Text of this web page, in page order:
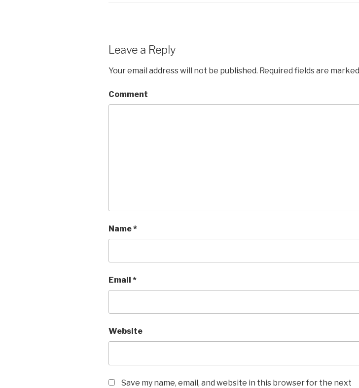
Leave a Reply
Your email address will not be published. Required fields are marked
Comment
Name*
Email *
Website
Save my name, email, and website in this browser for the next